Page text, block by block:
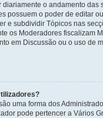
o andamento das
possuem o poder de editar
e subdividir Tópicos nas
os Moderadores fiscalizam
em Discussão ou o uso de
uma forma dos
pode pertencer a Vários